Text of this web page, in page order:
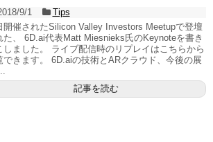
9/1
Tips
開催されたSilicon Valley Investors Meetupで登壇
た、 6D.ai代表Matt Miesnieks氏のKeynoteを書き
しました。 ライブ配信時のリプレイはこちらから
できます。 6D.aiの技術とARクラウド、今後の展
記事を読む